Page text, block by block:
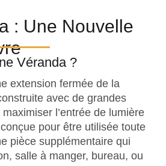
: Une Nouvelle
Véranda ?
extension fermée de la
avec de grandes
l’entrée de lumière
pour être utilisée toute
pièce supplémentaire qui
salle à manger, bureau, ou